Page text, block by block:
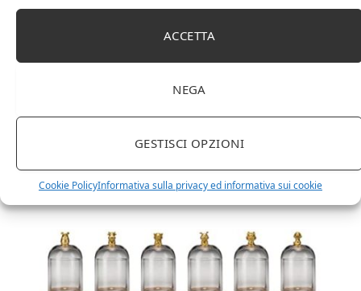
ACCETTA
NEGA
GESTISCI OPZIONI
Cookie PolicyInformativa sulla privacy ed informativa sui cookie
DOT Horeca Solutions 1000 Bicchieri PET
trasparenti monouso 350 ML tacca 0,3 alta qualità
usa e getta bicchiere riciclabili per acqua bevande